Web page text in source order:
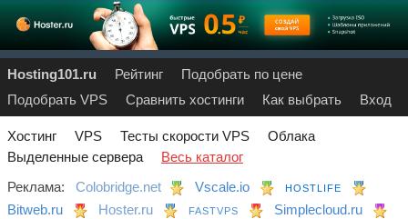
Hosting101.ru Рейтинг
Подобрать по цене
Подобрать VPS
Сравнить хостинги Как выбрать Вход
Хостинг VPS Тесты скорости VPS
Облака
Выделенные сервера
Весь каталог
Реклама:
Colobridge.net Vscale.io HOSTLIFE
Bitweb.ru Hoster.ru FASTVPS
Simplecloud.ru